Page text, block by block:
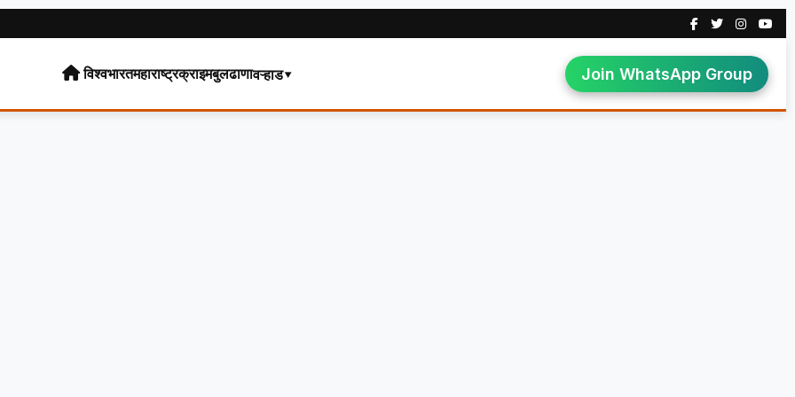
विश्वभारतमहाराष्ट्रक्राइमबुलढाणावऱ्हाड▾ Join WhatsApp Group